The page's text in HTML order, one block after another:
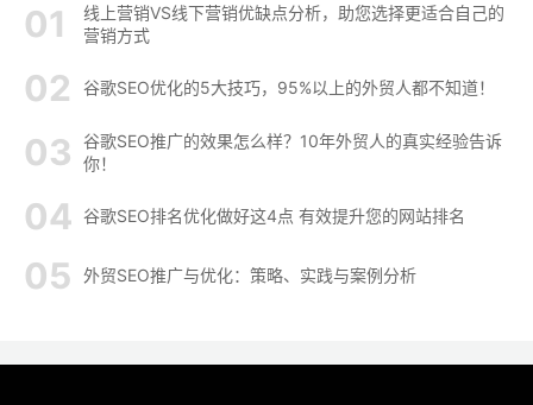
线上营销VS线下营销优缺点分析，助您选择更适合自己的
营销方式
谷歌SEO优化的5大技巧，95%以上的外贸人都不知道！
谷歌SEO推广的效果怎么样？10年外贸人的真实经验告诉
你！
谷歌SEO排名优化做好这4点 有效提升您的网站排名
外贸SEO推广与优化：策略、实践与案例分析